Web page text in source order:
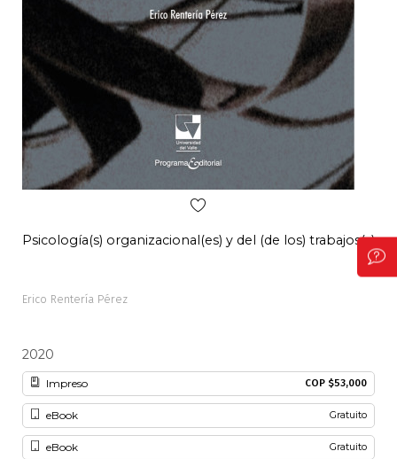
Psicología(s) organizacional(es) y del (de los) trabajos(s)
Erico Rentería Pérez
2020
Impreso COP $53,000
eBook Gratuito
eBook Gratuito